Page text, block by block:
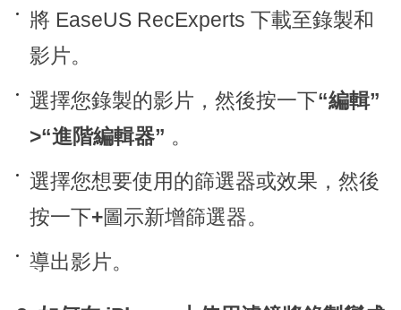
將 EaseUS RecExperts 下載至錄製和
影片。
選擇您錄製的影片，然後按一下“編輯”
>“進階編輯器” 。
選擇您想要使用的篩選器或效果，然後
按一下+圖示新增篩選器。
導出影片。